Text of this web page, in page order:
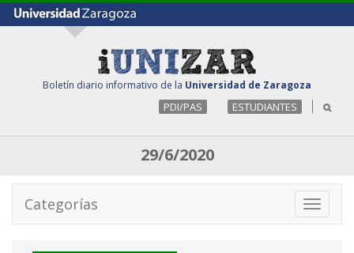
Boletín diario informativo de la Universidad de Zaragoza
PDI/PAS ESTUDIANTES
29/6/2020
Toggle
Categorías